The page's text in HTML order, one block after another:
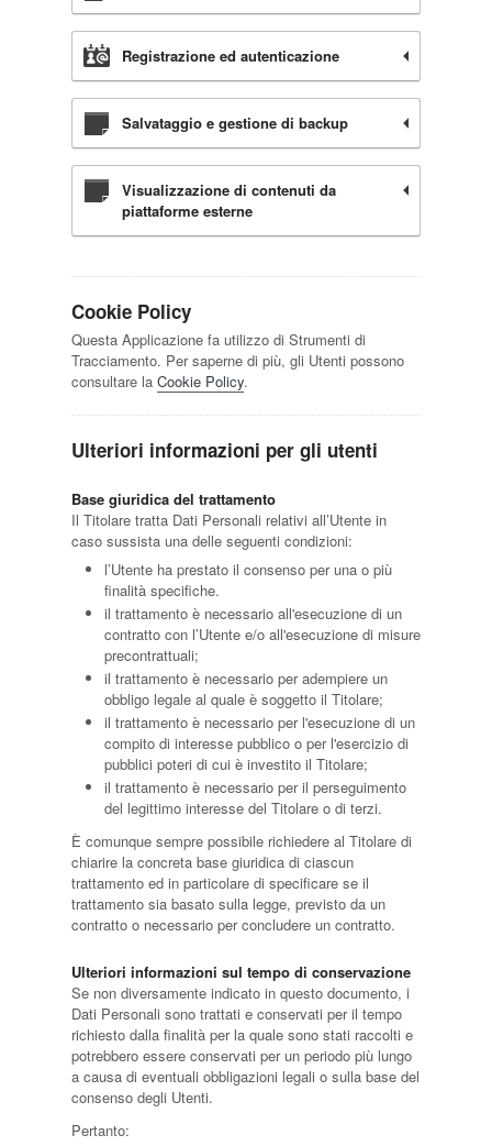
Registrazione ed autenticazione
Salvataggio e gestione di backup
Visualizzazione di contenuti da
piattaforme esterne
Cookie Policy
Questa Applicazione fa utilizzo di Strumenti di
Tracciamento. Per saperne di più, gli Utenti possono
consultare la Cookie Policy.
Ulteriori informazioni per gli utenti
Base giuridica del trattamento
Il Titolare tratta Dati Personali relativi all’Utente in
caso sussista una delle seguenti condizioni:
l’Utente ha prestato il consenso per una o più
finalità specifiche.
il trattamento è necessario all'esecuzione di un
contratto con l’Utente e/o all'esecuzione di misure
precontrattuali;
il trattamento è necessario per adempiere un
obbligo legale al quale è soggetto il Titolare;
il trattamento è necessario per l'esecuzione di un
compito di interesse pubblico o per l'esercizio di
pubblici poteri di cui è investito il Titolare;
il trattamento è necessario per il perseguimento
del legittimo interesse del Titolare o di terzi.
È comunque sempre possibile richiedere al Titolare di
chiarire la concreta base giuridica di ciascun
trattamento ed in particolare di specificare se il
trattamento sia basato sulla legge, previsto da un
contratto o necessario per concludere un contratto.
Ulteriori informazioni sul tempo di conservazione
Se non diversamente indicato in questo documento, i
Dati Personali sono trattati e conservati per il tempo
richiesto dalla finalità per la quale sono stati raccolti e
potrebbero essere conservati per un periodo più lungo
a causa di eventuali obbligazioni legali o sulla base del
consenso degli Utenti.
Pertanto: